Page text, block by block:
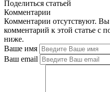
Поделиться статьей
Комментарии
Комментарии отсутствуют.
комментарий к этой статье
ниже.
Ваше имя
Ваш email